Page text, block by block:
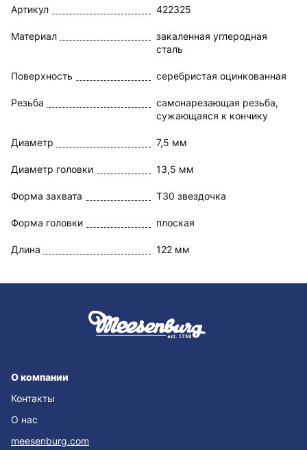
Артикул 422325
Материал
закаленная углеродная
сталь
Поверхность серебристая оцинкованная
Резьба
самонарезающая резьба,
сужающаяся к кончику
Диаметр 7,5 мм
Диаметр головки 13,5 мм
Форма захвата T30 звездочка
Форма головки плоская
Длина 122 мм
О компании
Контакты
О нас
meesenburg.com